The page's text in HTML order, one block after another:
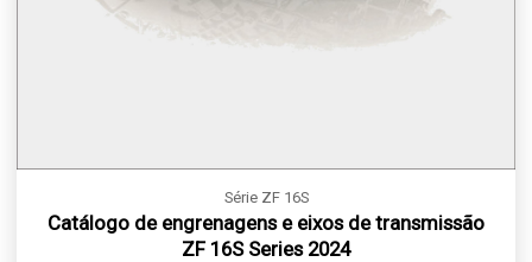
Série ZF 16S
Catálogo de engrenagens e eixos de transmissão
ZF 16S Series 2024